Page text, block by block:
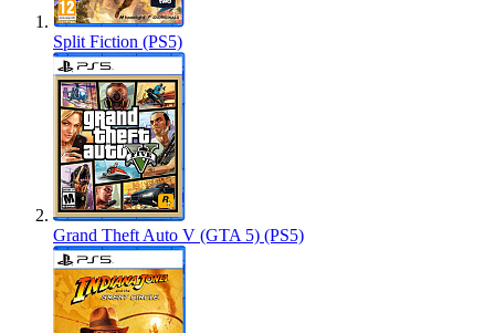
Split Fiction (PS5)
Grand Theft Auto V (GTA 5) (PS5)